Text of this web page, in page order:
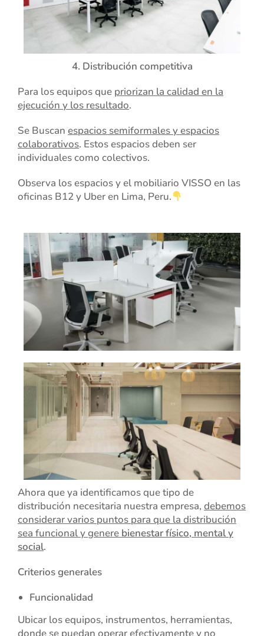
4. Distribución competitiva
Para los equipos que priorizan la calidad en la
ejecución y los resultado.
Se Buscan espacios semiformales y espacios
colaborativos. Estos espacios deben ser
individuales como colectivos.
Observa los espacios y el mobiliario VISSO en las
oficinas B12 y Uber en Lima, Peru.
Ahora que ya identificamos que tipo de
distribución necesitaria nuestra empresa, debemos
considerar varios puntos para que la distribución
sea funcional y genere bienestar físico, mental y
social.
Criterios generales
Funcionalidad
Ubicar los equipos, instrumentos, herramientas,